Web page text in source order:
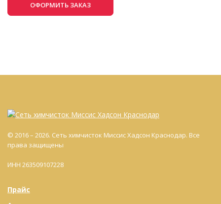
ОФОРМИТЬ ЗАКАЗ
© 2016 – 2026. Сеть химчисток Миссис Хадсон Краснодар. Все
права защищены
ИНН 263509107228
Прайс